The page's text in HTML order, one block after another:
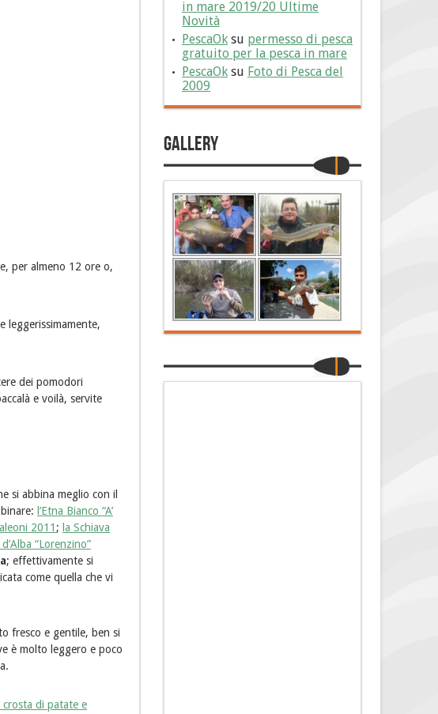
per almeno 12 ore o,
leggerissimamente,
dei pomodori
e voilà, servite
si abbina meglio con il
l’Etna Bianco “A’
2011 ; la Schiava
“Lorenzino”
; effettivamente si
come quella che vi
fresco e gentile, ben si
è molto leggero e poco
di patate e
in mare 2019/20 Ultime
Novità
PescaOk su permesso di pesca
gratuito per la pesca in mare
PescaOk su Foto di Pesca del
2009
Gallery